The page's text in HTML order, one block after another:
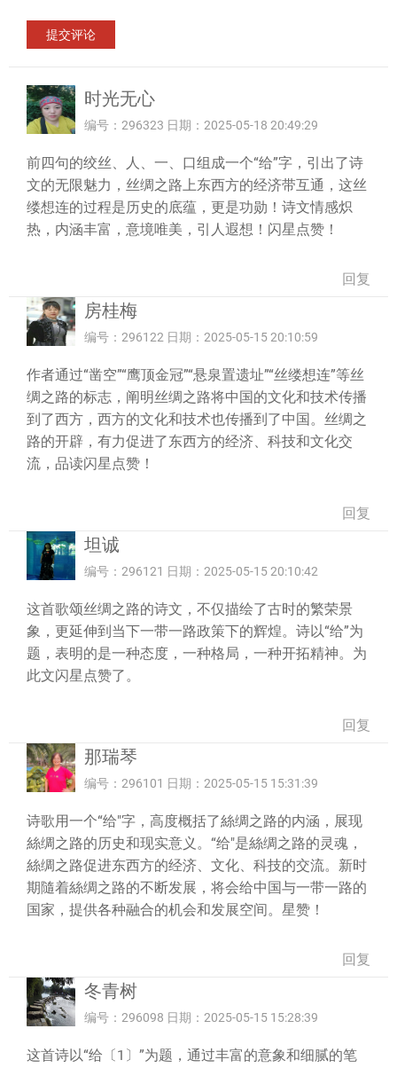
时光无心
编号：296323 日期：2025-05-18 20:49:29
前四句的绞丝、人、一、口组成一个“给”字，引出了诗
文的无限魅力，丝绸之路上东西方的经济带互通，这丝
缕想连的过程是历史的底蕴，更是功勋！诗文情感炽
热，内涵丰富，意境唯美，引人遐想！闪星点赞！
回复
房桂梅
编号：296122 日期：2025-05-15 20:10:59
作者通过“凿空”“鹰顶金冠”“悬泉置遗址”“丝缕想连”等丝
绸之路的标志，阐明丝绸之路将中国的文化和技术传播
到了西方，西方的文化和技术也传播到了中国。丝绸之
路的开辟，有力促进了东西方的经济、科技和文化交
流，品读闪星点赞！
回复
坦诚
编号：296121 日期：2025-05-15 20:10:42
这首歌颂丝绸之路的诗文，不仅描绘了古时的繁荣景
象，更延伸到当下一带一路政策下的辉煌。诗以“给”为
题，表明的是一种态度，一种格局，一种开拓精神。为
此文闪星点赞了。
回复
那瑞琴
编号：296101 日期：2025-05-15 15:31:39
诗歌用一个“给"字，高度概括了絲绸之路的内涵，展现
絲绸之路的历史和现实意义。“给"是絲绸之路的灵魂，
絲绸之路促进东西方的经济、文化、科技的交流。新时
期隨着絲绸之路的不断发展，将会给中国与一带一路的
国家，提供各种融合的机会和发展空间。星赞！
回复
冬青树
编号：296098 日期：2025-05-15 15:28:39
这首诗以“给〔1〕”为题，通过丰富的意象和细腻的笔